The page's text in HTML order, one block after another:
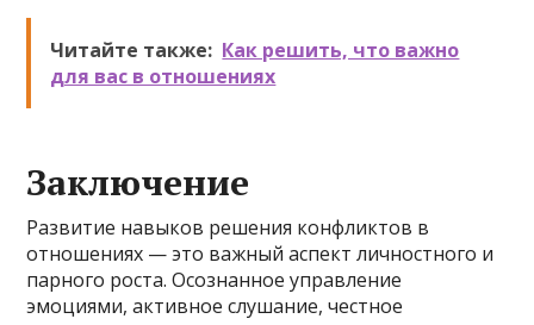
Читайте также: Как решить, что важно
для вас в отношениях
Заключение
Развитие навыков решения конфликтов в
отношениях — это важный аспект личностного и
парного роста. Осознанное управление
эмоциями, активное слушание, честное